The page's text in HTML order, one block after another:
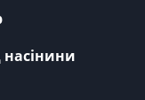
насінини